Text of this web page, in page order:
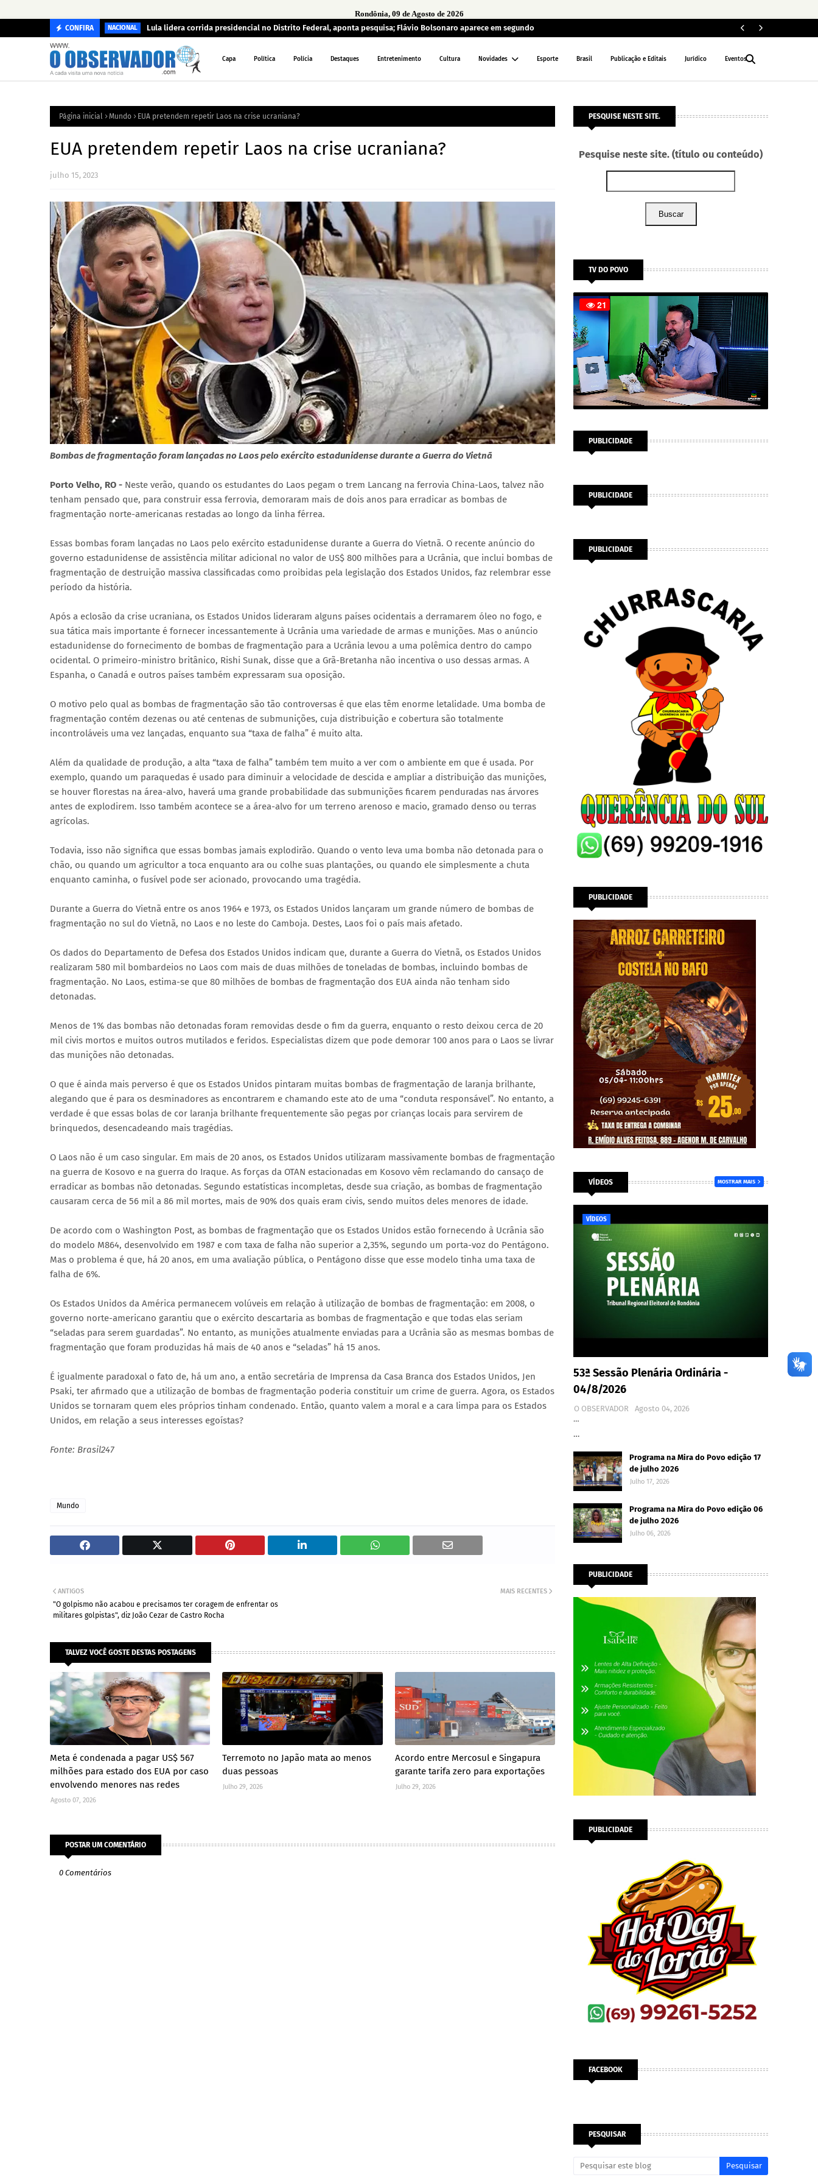
Rondônia, 09 de Agosto de 2026
CONFIRA NACIONAL Lula lidera corrida presidencial no Distrito Federal, aponta pesquisa; Flávio Bolsonaro aparece em segundo
Capa Política Polícia Destaques Entretenimento Cultura Novidades Esporte Brasil Publicação e Editais Jurídico Eventos
Página inicial Mundo EUA pretendem repetir Laos na crise ucraniana?
EUA pretendem repetir Laos na crise ucraniana?
julho 15, 2023
Bombas de fragmentação foram lançadas no Laos pelo exército estadunidense durante a Guerra do Vietnã
Porto Velho, RO - Neste verão, quando os estudantes do Laos pegam o trem Lancang na ferrovia China-Laos, talvez não
tenham pensado que, para construir essa ferrovia, demoraram mais de dois anos para erradicar as bombas de
fragmentação norte-americanas restadas ao longo da linha férrea.
Essas bombas foram lançadas no Laos pelo exército estadunidense durante a Guerra do Vietnã. O recente anúncio do
governo estadunidense de assistência militar adicional no valor de US$ 800 milhões para a Ucrânia, que inclui bombas de
fragmentação de destruição massiva classificadas como proibidas pela legislação dos Estados Unidos, faz relembrar esse
período da história.
Após a eclosão da crise ucraniana, os Estados Unidos lideraram alguns países ocidentais a derramarem óleo no fogo, e
sua tática mais importante é fornecer incessantemente à Ucrânia uma variedade de armas e munições. Mas o anúncio
estadunidense do fornecimento de bombas de fragmentação para a Ucrânia levou a uma polêmica dentro do campo
ocidental. O primeiro-ministro britânico, Rishi Sunak, disse que a Grã-Bretanha não incentiva o uso dessas armas. A
Espanha, o Canadá e outros países também expressaram sua oposição.
O motivo pelo qual as bombas de fragmentação são tão controversas é que elas têm enorme letalidade. Uma bomba de
fragmentação contém dezenas ou até centenas de submunições, cuja distribuição e cobertura são totalmente
incontroláveis uma vez lançadas, enquanto sua “taxa de falha” é muito alta.
Além da qualidade de produção, a alta “taxa de falha” também tem muito a ver com o ambiente em que é usada. Por
exemplo, quando um paraquedas é usado para diminuir a velocidade de descida e ampliar a distribuição das munições,
se houver florestas na área-alvo, haverá uma grande probabilidade das submunições ficarem penduradas nas árvores
antes de explodirem. Isso também acontece se a área-alvo for um terreno arenoso e macio, gramado denso ou terras
agrícolas.
Todavia, isso não significa que essas bombas jamais explodirão. Quando o vento leva uma bomba não detonada para o
chão, ou quando um agricultor a toca enquanto ara ou colhe suas plantações, ou quando ele simplesmente a chuta
enquanto caminha, o fusível pode ser acionado, provocando uma tragédia.
Durante a Guerra do Vietnã entre os anos 1964 e 1973, os Estados Unidos lançaram um grande número de bombas de
fragmentação no sul do Vietnã, no Laos e no leste do Camboja. Destes, Laos foi o país mais afetado.
Os dados do Departamento de Defesa dos Estados Unidos indicam que, durante a Guerra do Vietnã, os Estados Unidos
realizaram 580 mil bombardeios no Laos com mais de duas milhões de toneladas de bombas, incluindo bombas de
fragmentação. No Laos, estima-se que 80 milhões de bombas de fragmentação dos EUA ainda não tenham sido
detonadas.
Menos de 1% das bombas não detonadas foram removidas desde o fim da guerra, enquanto o resto deixou cerca de 20
mil civis mortos e muitos outros mutilados e feridos. Especialistas dizem que pode demorar 100 anos para o Laos se livrar
das munições não detonadas.
O que é ainda mais perverso é que os Estados Unidos pintaram muitas bombas de fragmentação de laranja brilhante,
alegando que é para os desminadores as encontrarem e chamando este ato de uma “conduta responsável”. No entanto, a
verdade é que essas bolas de cor laranja brilhante frequentemente são pegas por crianças locais para servirem de
brinquedos, desencadeando mais tragédias.
O Laos não é um caso singular. Em mais de 20 anos, os Estados Unidos utilizaram massivamente bombas de fragmentação
na guerra de Kosovo e na guerra do Iraque. As forças da OTAN estacionadas em Kosovo vêm reclamando do cansaço de
erradicar as bombas não detonadas. Segundo estatísticas incompletas, desde sua criação, as bombas de fragmentação
causaram cerca de 56 mil a 86 mil mortes, mais de 90% dos quais eram civis, sendo muitos deles menores de idade.
De acordo com o Washington Post, as bombas de fragmentação que os Estados Unidos estão fornecendo à Ucrânia são
do modelo M864, desenvolvido em 1987 e com taxa de falha não superior a 2,35%, segundo um porta-voz do Pentágono.
Mas o problema é que, há 20 anos, em uma avaliação pública, o Pentágono disse que esse modelo tinha uma taxa de
falha de 6%.
Os Estados Unidos da América permanecem volúveis em relação à utilização de bombas de fragmentação: em 2008, o
governo norte-americano garantiu que o exército descartaria as bombas de fragmentação e que todas elas seriam
“seladas para serem guardadas”. No entanto, as munições atualmente enviadas para a Ucrânia são as mesmas bombas de
fragmentação que foram produzidas há mais de 40 anos e “seladas” há 15 anos.
É igualmente paradoxal o fato de, há um ano, a então secretária de Imprensa da Casa Branca dos Estados Unidos, Jen
Psaki, ter afirmado que a utilização de bombas de fragmentação poderia constituir um crime de guerra. Agora, os Estados
Unidos se tornaram quem eles próprios tinham condenado. Então, quanto valem a moral e a cara limpa para os Estados
Unidos, em relação a seus interesses egoístas?
Fonte: Brasil247
Mundo
MAIS RECENTES
ANTIGOS
"O golpismo não acabou e precisamos ter coragem de enfrentar os
militares golpistas", diz João Cezar de Castro Rocha
TALVEZ VOCÊ GOSTE DESTAS POSTAGENS
Meta é condenada a pagar US$ 567
milhões para estado dos EUA por caso
envolvendo menores nas redes
Agosto 07, 2026
Terremoto no Japão mata ao menos
duas pessoas
Julho 29, 2026
Acordo entre Mercosul e Singapura
garante tarifa zero para exportações
Julho 29, 2026
POSTAR UM COMENTÁRIO
0 Comentários
PESQUISE NESTE SITE.
Pesquise neste site. (título ou conteúdo)
Buscar
TV DO POVO
PUBLICIDADE
PUBLICIDADE
PUBLICIDADE
PUBLICIDADE
VÍDEOS MOSTRAR MAIS
VÍDEOS
53ª Sessão Plenária Ordinária -
04/8/2026
O OBSERVADOR
Agosto 04, 2026
…
…
Programa na Mira do Povo edição 17
de julho 2026
Julho 17, 2026
Programa na Mira do Povo edição 06
de julho 2026
Julho 06, 2026
PUBLICIDADE
PUBLICIDADE
FACEBOOK
PESQUISAR